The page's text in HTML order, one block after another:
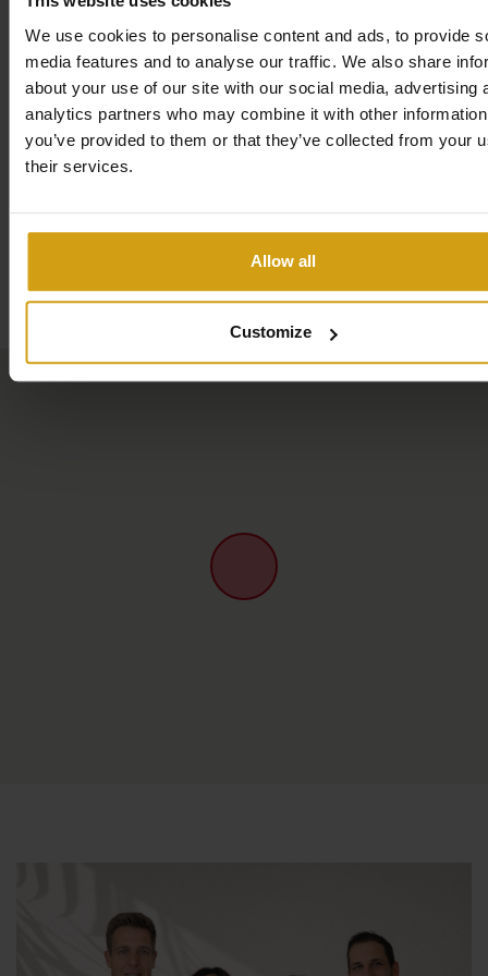
We use cookies to personalise content and ads, to provide
media features and to analyse our traffic. We also share
about your use of our site with our social media, advertising
analytics partners who may combine it with other
you’ve provided to them or that they’ve collected from your
their services.
Allow all
Customize
Voor degenen die op zoek zijn naar wat meer vertier,
liggen grotere steden zoals Alicante, Elche, Santa Pola,
Guardamar del Segura, Orihuela Costa en Torrevieja op
slechts 15 tot 20 minuten rijden. Hier kunt u genieten van
een breed scala aan winkels, restaurants en culturele
Heeft u een Google Chromecast? Dan kunt u deze
meenemen en tijdens uw verblijf in La Belle Bleu
gebruiken om uw favoriete programma’s en films op tv te
Kortom, La Belle Bleu is de perfecte plek voor een
Reserveren kan op elke dag van de week, zodat u